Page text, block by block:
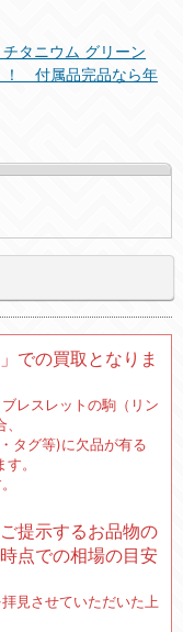
タニウム グリーン
！ 付属品完品なら年
での買取となりま
レスレットの駒（リン
タグ等)に欠品が有る
。
提示するお品物の
点での相場の目安
見させていただいた上